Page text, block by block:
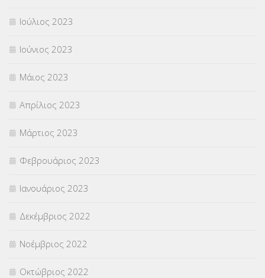
Ιούλιος 2023
Ιούνιος 2023
Μάιος 2023
Απρίλιος 2023
Μάρτιος 2023
Φεβρουάριος 2023
Ιανουάριος 2023
Δεκέμβριος 2022
Νοέμβριος 2022
Οκτώβριος 2022